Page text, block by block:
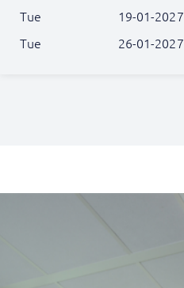
Tue
19-01-2027
Tue
26-01-2027